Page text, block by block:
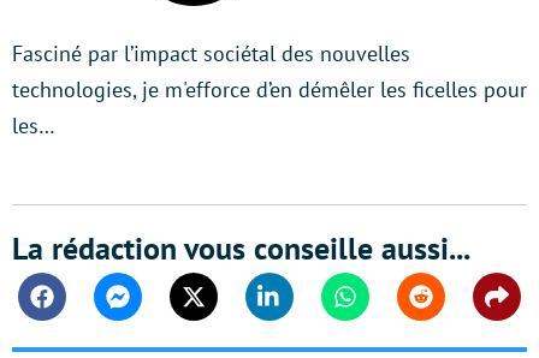
Fasciné par l’impact sociétal des nouvelles
technologies, je m'efforce d’en démêler les ficelles pour
les…
La rédaction vous conseille aussi...
FacebookMessengerTwitter Linkedin WhatsappReddit